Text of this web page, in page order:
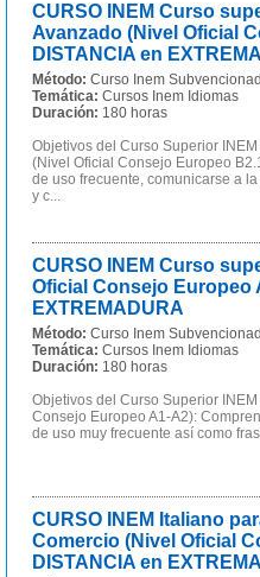
CURSO INEM Curso
Avanzado (Nivel Oficial
DISTANCIA en
Método: Curso Inem
Temática: Cursos Inem Idiomas
Duración: 180 horas
Objetivos del Curso Superior
(Nivel Oficial Consejo Europeo
de uso frecuente, comunicarse a
y c...
CURSO INEM Curso
Oficial Consejo Europeo
EXTREMADURA
Método: Curso Inem
Temática: Cursos Inem Idiomas
Duración: 180 horas
Objetivos del Curso Superior
Consejo Europeo A1-A2):
de uso muy frecuente así como
CURSO INEM Italiano
Comercio (Nivel Oficial
DISTANCIA en